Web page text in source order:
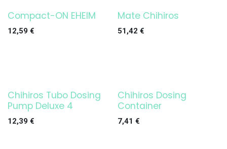
¡OFERTA!
Compact-ON EHEIM
12,59 € ¡OFERTA!
Mate Chihiros
51,42 €
Chihiros Tubo Dosing
Pump Deluxe 4
12,39 €
¡OFERTA!
Chihiros Dosing
Container
7,41 €